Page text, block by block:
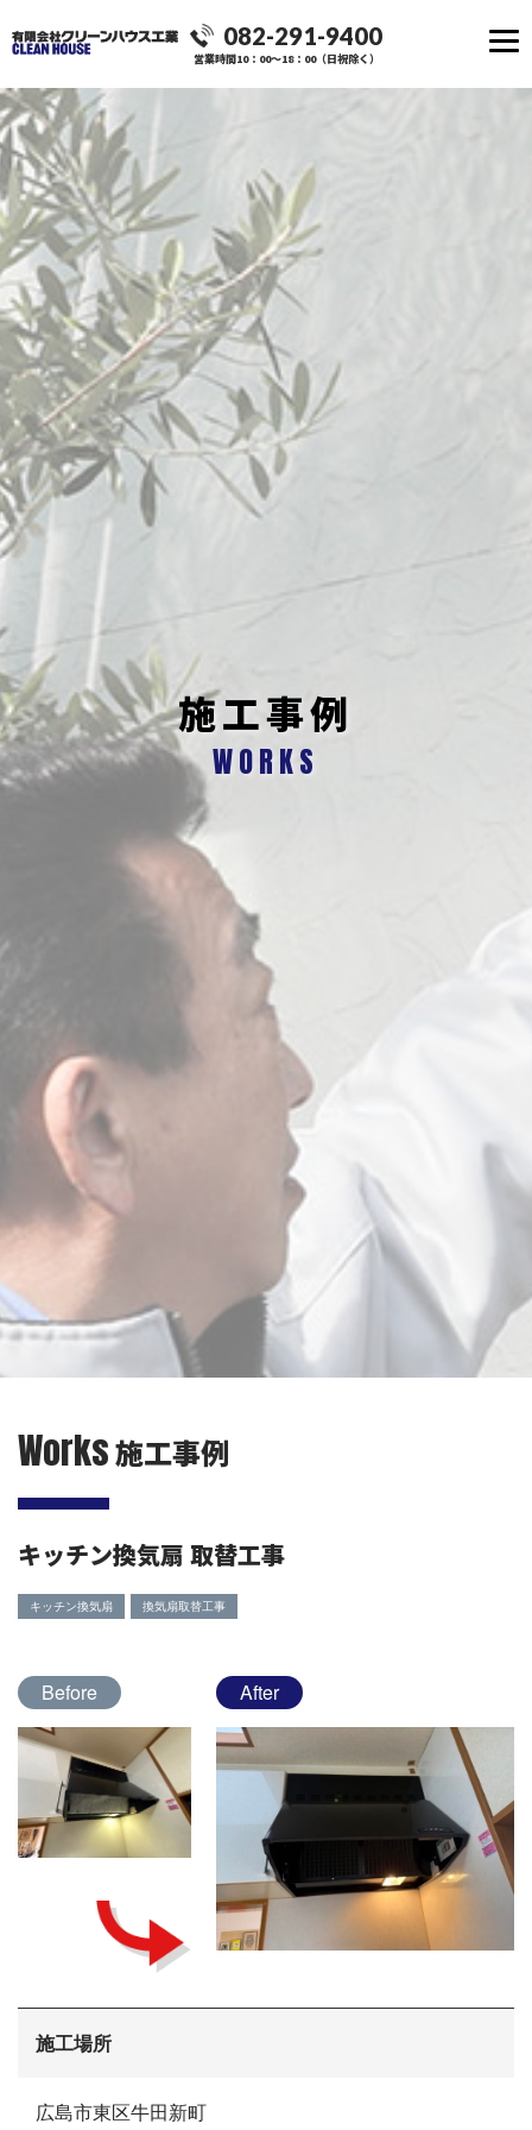
082-291-9400
営業時間10：00～18：00（日祝除く）
施工事例
WORKS
Works施工事例
キッチン換気扇 取替工事
キッチン換気扇 換気扇取替工事
Before After
施工場所
広島市東区牛田新町